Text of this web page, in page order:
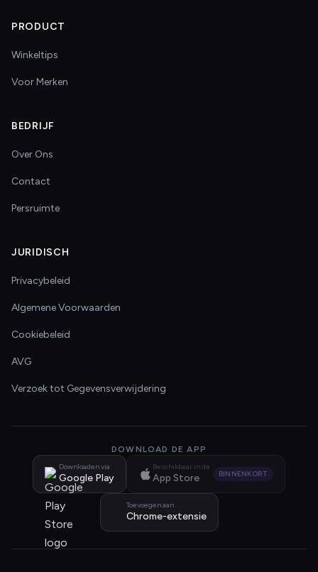
PRODUCT
Winkeltips
Voor Merken
BEDRIJF
Over Ons
Contact
Persruimte
JURIDISCH
Privacybeleid
Algemene Voorwaarden
Cookiebeleid
AVG
Verzoek tot Gegevensverwijdering
DOWNLOAD DE APP
Downloaden via
Google Play
Beschikbaar in de
App Store BINNENKORT
Toevoegen aan
Chrome-extensie